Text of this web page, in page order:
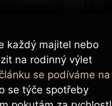
každý majitel nebo
na rodinný výlet
se podíváme na
se týče spotřeby